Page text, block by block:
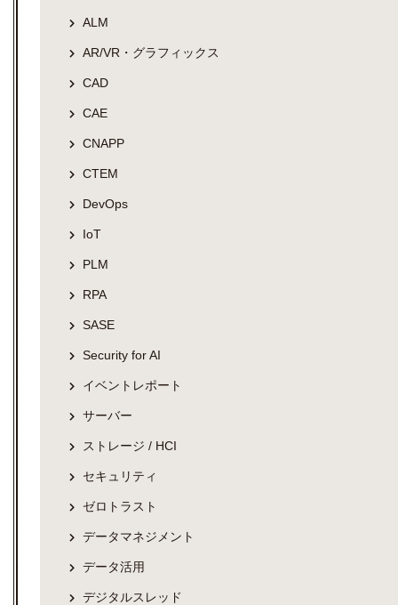
ALM
AR/VR・グラフィックス
CAD
CAE
CNAPP
CTEM
DevOps
IoT
PLM
RPA
SASE
Security for AI
イベントレポート
サーバー
ストレージ / HCI
セキュリティ
ゼロトラスト
データマネジメント
データ活用
デジタルスレッド